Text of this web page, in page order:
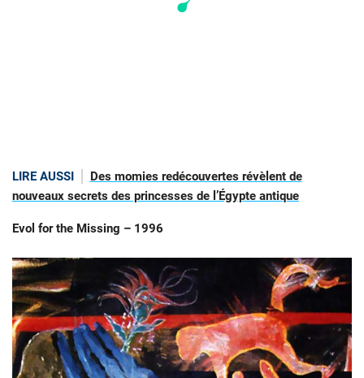
LIRE AUSSI
Des momies redécouvertes révèlent de
nouveaux secrets des princesses de l’Égypte antique
Evol for the Missing – 1996